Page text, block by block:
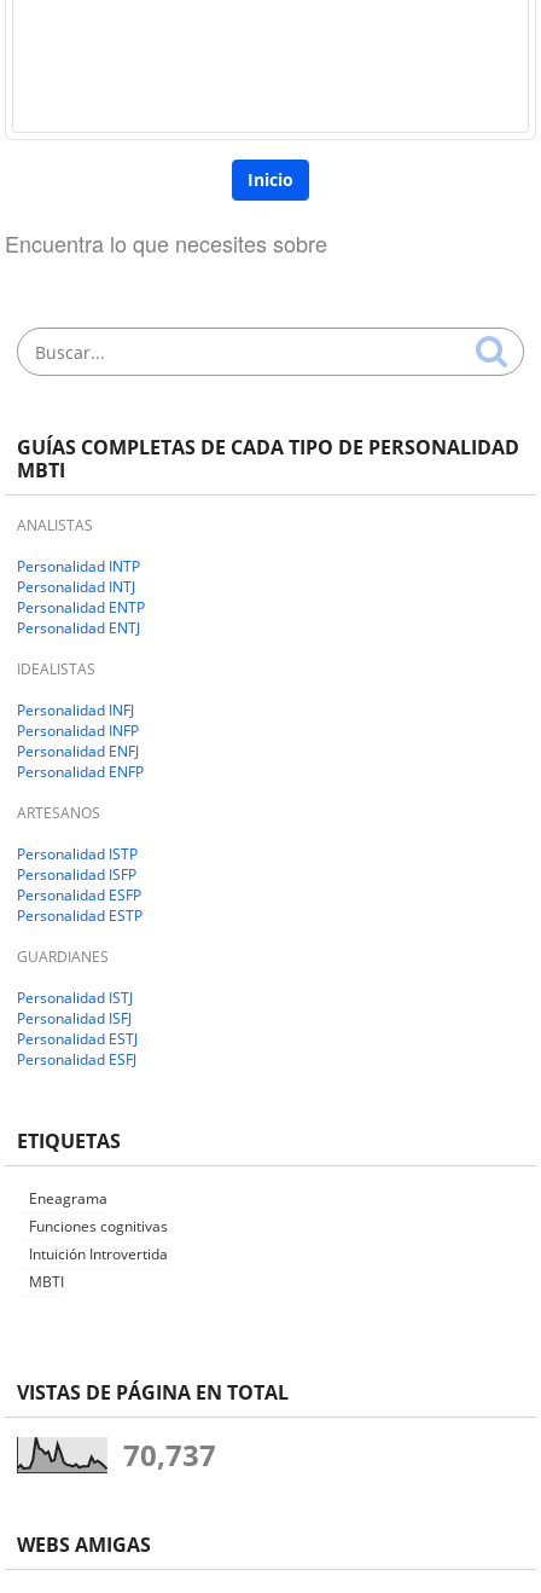
Inicio
Encuentra lo que necesites sobre
GUÍAS COMPLETAS DE CADA TIPO DE PERSONALIDAD
MBTI
ANALISTAS
Personalidad INTP
Personalidad INTJ
Personalidad ENTP
Personalidad ENTJ
IDEALISTAS
Personalidad INFJ
Personalidad INFP
Personalidad ENFJ
Personalidad ENFP
ARTESANOS
Personalidad ISTP
Personalidad ISFP
Personalidad ESFP
Personalidad ESTP
GUARDIANES
Personalidad ISTJ
Personalidad ISFJ
Personalidad ESTJ
Personalidad ESFJ
ETIQUETAS
Eneagrama
Funciones cognitivas
Intuición Introvertida
MBTI
VISTAS DE PÁGINA EN TOTAL
70,737
WEBS AMIGAS